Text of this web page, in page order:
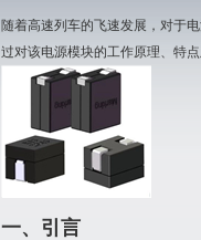
随着高速列车的飞速发展，对于
过对该电源模块的工作原理、特
一、引言